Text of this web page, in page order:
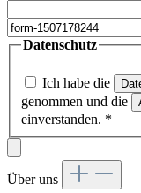
Datenschutz
Ich habe die
genommen und die
einverstanden. *
Über uns